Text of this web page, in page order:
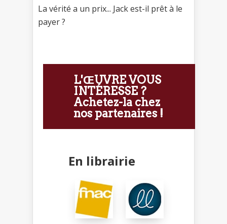
La vérité a un prix... Jack est-il prêt à le
payer ?
L'ŒUVRE VOUS
INTÉRESSE ?
Achetez-la chez
nos partenaires !
En librairie